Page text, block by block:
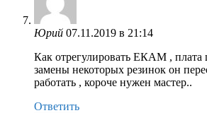
Юрий 07.11.2019 в 21:14
Как отрегулировать ЕКАМ , плата
замены некоторых резинок он
работать , короче нужен мастер..
Ответить